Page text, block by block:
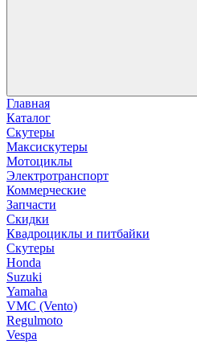
Главная
Каталог
Скутеры
Максискутеры
Мотоциклы
Электротранспорт
Коммерческие
Запчасти
Скидки
Квадроциклы и питбайки
Скутеры
Honda
Suzuki
Yamaha
VMC (Vento)
Regulmoto
Vespa